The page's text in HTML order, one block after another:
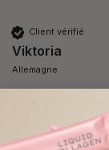
Client vérifié
Viktoria
Allemagne